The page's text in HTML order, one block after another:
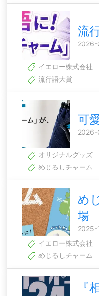
流
2026-
イエロー株式会社
流行語大賞
可
2026-
オリジナルグッズ
めじるしチャーム
め
場
2025-
イエロー株式会社
めじるしチャーム
『